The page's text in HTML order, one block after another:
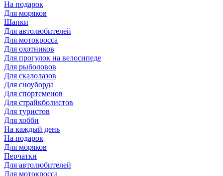
На подарок
Для моряков
Шапки
Для автолюбителей
Для мотокросса
Для охотников
Для прогулок на велосипеде
Для рыболовов
Для скалолазов
Для сноуборда
Для спортсменов
Для страйкболистов
Для туристов
Для хобби
На каждый день
На подарок
Для моряков
Перчатки
Для автолюбителей
Для мотокросса